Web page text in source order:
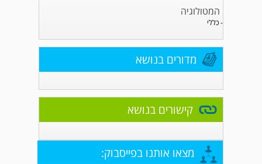
המטולוגיה
- כללי
מדורים בנושא
קישורים בנושא
מצאו אותנו בפייסבוק: